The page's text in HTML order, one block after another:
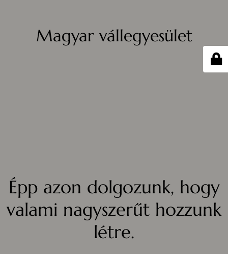
Magyar vállegyesület
Épp azon dolgozunk, hogy
valami nagyszerűt hozzunk
létre.